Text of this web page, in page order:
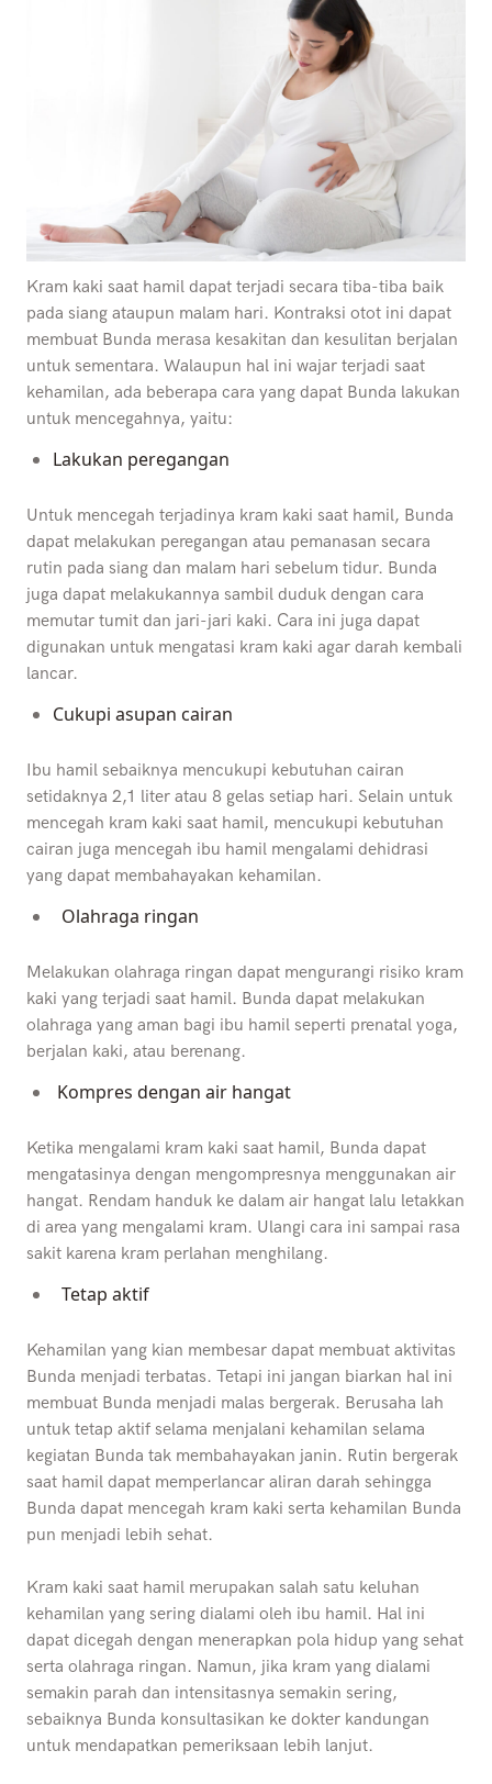
Kram kaki saat hamil dapat terjadi secara tiba-tiba baik
pada siang ataupun malam hari. Kontraksi otot ini dapat
membuat Bunda merasa kesakitan dan kesulitan berjalan
untuk sementara. Walaupun hal ini wajar terjadi saat
kehamilan, ada beberapa cara yang dapat Bunda lakukan
untuk mencegahnya, yaitu:
Lakukan peregangan
Untuk mencegah terjadinya kram kaki saat hamil, Bunda
dapat melakukan peregangan atau pemanasan secara
rutin pada siang dan malam hari sebelum tidur. Bunda
juga dapat melakukannya sambil duduk dengan cara
memutar tumit dan jari-jari kaki. Cara ini juga dapat
digunakan untuk mengatasi kram kaki agar darah kembali
lancar.
Cukupi asupan cairan
Ibu hamil sebaiknya mencukupi kebutuhan cairan
setidaknya 2,1 liter atau 8 gelas setiap hari. Selain untuk
mencegah kram kaki saat hamil, mencukupi kebutuhan
cairan juga mencegah ibu hamil mengalami dehidrasi
yang dapat membahayakan kehamilan.
Olahraga ringan
Melakukan olahraga ringan dapat mengurangi risiko kram
kaki yang terjadi saat hamil. Bunda dapat melakukan
olahraga yang aman bagi ibu hamil seperti prenatal yoga,
berjalan kaki, atau berenang.
Kompres dengan air hangat
Ketika mengalami kram kaki saat hamil, Bunda dapat
mengatasinya dengan mengompresnya menggunakan air
hangat. Rendam handuk ke dalam air hangat lalu letakkan
di area yang mengalami kram. Ulangi cara ini sampai rasa
sakit karena kram perlahan menghilang.
Tetap aktif
Kehamilan yang kian membesar dapat membuat aktivitas
Bunda menjadi terbatas. Tetapi ini jangan biarkan hal ini
membuat Bunda menjadi malas bergerak. Berusaha lah
untuk tetap aktif selama menjalani kehamilan selama
kegiatan Bunda tak membahayakan janin. Rutin bergerak
saat hamil dapat memperlancar aliran darah sehingga
Bunda dapat mencegah kram kaki serta kehamilan Bunda
pun menjadi lebih sehat.
Kram kaki saat hamil merupakan salah satu keluhan
kehamilan yang sering dialami oleh ibu hamil. Hal ini
dapat dicegah dengan menerapkan pola hidup yang sehat
serta olahraga ringan. Namun, jika kram yang dialami
semakin parah dan intensitasnya semakin sering,
sebaiknya Bunda konsultasikan ke dokter kandungan
untuk mendapatkan pemeriksaan lebih lanjut.